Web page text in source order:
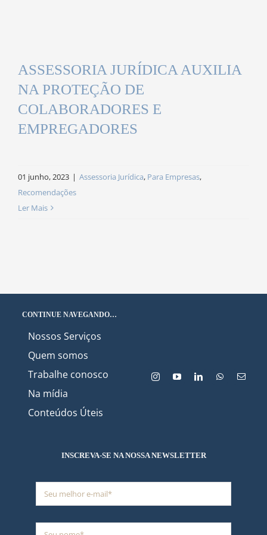
ASSESSORIA JURÍDICA AUXILIA
NA PROTEÇÃO DE
COLABORADORES E
EMPREGADORES
01 junho, 2023 | Assessoria Jurídica, Para Empresas,
Recomendações
Ler Mais
CONTINUE NAVEGANDO…
Nossos Serviços
Quem somos
Trabalhe conosco
Na mídia
Conteúdos Úteis
INSCREVA-SE NA NOSSA NEWSLETTER